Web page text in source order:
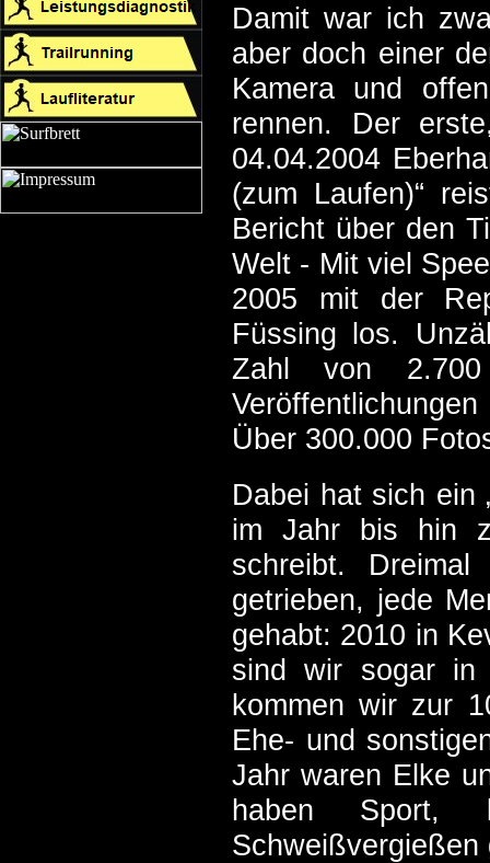
Damit war ich
aber doch einer
Kamera und
rennen. Der
04.04.2004
(zum Laufen)“
Bericht über den
Welt - Mit viel
2005 mit der
Füssing los.
Zahl von
Über 300.000
Dabei hat sich ein
im Jahr bis hin
schreibt.
getrieben, jede
gehabt: 2010 in
sind wir sogar in
kommen wir zur
Ehe- und
Jahr waren Elke
haben Sport,
Schweißvergießen